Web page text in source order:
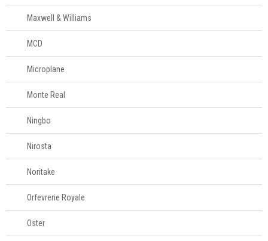
Maxwell & Williams
MCD
Microplane
Monte Real
Ningbo
Nirosta
Noritake
Orfevrerie Royale
Oster